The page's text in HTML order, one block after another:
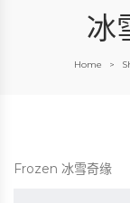
冰
Home >
Frozen 冰雪奇缘